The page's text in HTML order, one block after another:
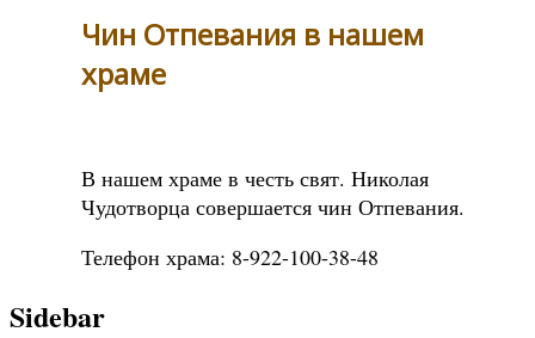
Чин Отпевания в нашем
храме
В нашем храме в честь свят. Николая
Чудотворца совершается чин Отпевания.
Телефон храма: 8-922-100-38-48
Sidebar